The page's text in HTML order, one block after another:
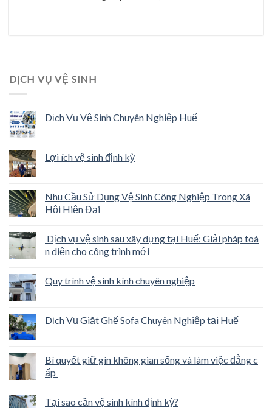
DỊCH VỤ VỆ SINH
Dịch Vụ Vệ Sinh Chuyên Nghiệp Huế
Lợi ích vệ sinh định kỳ
Nhu Cầu Sử Dụng Vệ Sinh Công Nghiệp Trong Xã
Hội Hiện Đại
Dịch vụ vệ sinh sau xây dựng tại Huế: Giải pháp toà
n diện cho công trình mới
Quy trình vệ sinh kính chuyên nghiệp
Dịch Vụ Giặt Ghế Sofa Chuyên Nghiệp tại Huế
Bí quyết giữ gìn không gian sống và làm việc đẳng c
ấp
Tại sao cần vệ sinh kính định kỳ?